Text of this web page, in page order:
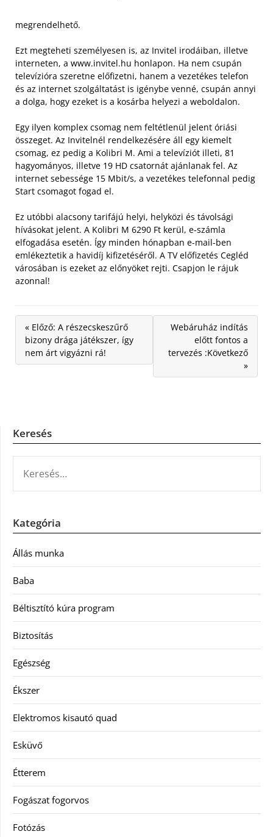
megrendelhető.
Ezt megteheti személyesen is, az Invitel irodáiban, illetve
interneten, a www.invitel.hu honlapon. Ha nem csupán
televízióra szeretne előfizetni, hanem a vezetékes telefon
és az internet szolgáltatást is igénybe venné, csupán annyi
a dolga, hogy ezeket is a kosárba helyezi a weboldalon.
Egy ilyen komplex csomag nem feltétlenül jelent óriási
összeget. Az Invitelnél rendelkezésére áll egy kiemelt
csomag, ez pedig a Kolibri M. Ami a televíziót illeti, 81
hagyományos, illetve 19 HD csatornát ajánlanak fel. Az
internet sebessége 15 Mbit/s, a vezetékes telefonnal pedig
Start csomagot fogad el.
Ez utóbbi alacsony tarifájú helyi, helyközi és távolsági
hívásokat jelent. A Kolibri M 6290 Ft kerül, e-számla
elfogadása esetén. Így minden hónapban e-mail-ben
emlékeztetik a havidíj kifizetéséről. A TV előfizetés Cegléd
városában is ezeket az előnyöket rejti. Csapjon le rájuk
azonnal!
« Előző: A részecskeszűrő
bizony drága játékszer, így
nem árt vigyázni rá!
Webáruház indítás
előtt fontos a
tervezés :Következő
»
Keresés
Kategória
Állás munka
Baba
Béltisztító kúra program
Biztosítás
Egészség
Ékszer
Elektromos kisautó quad
Esküvő
Étterem
Fogászat fogorvos
Fotózás